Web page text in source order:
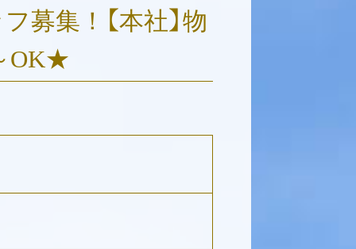
募集！ 【本社】 物
OK★